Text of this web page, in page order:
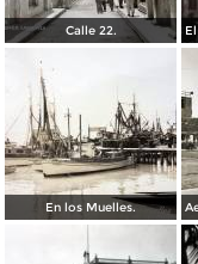
Calle 22.
En los Muelles.